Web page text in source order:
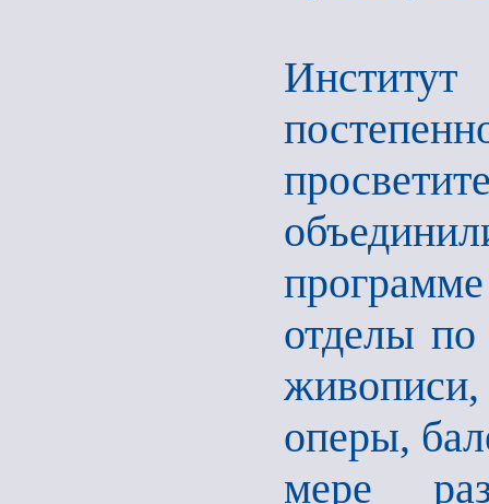
отделы
оперы,
мере